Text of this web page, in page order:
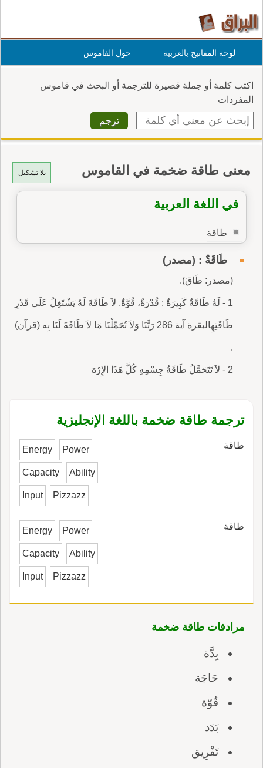
لوحة المفاتيح بالعربية حول القاموس
اكتب كلمة أو جملة قصيرة للترجمة أو البحث في قاموس
المفردات
بلا تشكيل معنى طاقة ضخمة في القاموس
في اللغة العربية
طاقة
طَاقَةٌ : (مصدر)
(مصدر: طَاقَ).
1 - لَهُ طَاقَةٌ كَبِيرَةٌ : قُدْرَةٌ، قُوَّةٌ. لاَ طَاقَةَ لَهُ يَشْتَغِلُ عَلَى قَدْرِ
طَاقَتِهِالبقرة آية 286 رَبَّنَا وَلاَ تُحَمِّلْنَا مَا لاَ طَاقَةَ لَنَا بِه (قرآن)
.
2 - لاَ تَتَحَمَّلُ طَاقَةُ جِسْمِهِ كُلَّ هَذَا الإِرْهَ
ترجمة طاقة ضخمة باللغة الإنجليزية
طاقة Energy Power
Capacity Ability
Input Pizzazz
طاقة Energy Power
Capacity Ability
Input Pizzazz
مرادفات طاقة ضخمة
بِدَّة
حَاجَة
قُوّة
بَدَد
تَفْرِيق